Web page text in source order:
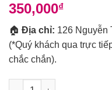
350,000₫
🏠 Địa chỉ: 126 Nguyễn
(*Quý khách qua trực
chắc chắn).
Số lượng